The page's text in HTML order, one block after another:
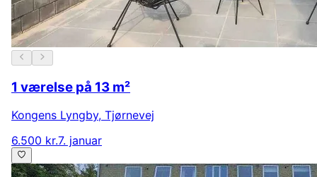
1 værelse på 13 m²
Kongens Lyngby, Tjørnevej
6.500 kr.7. januar